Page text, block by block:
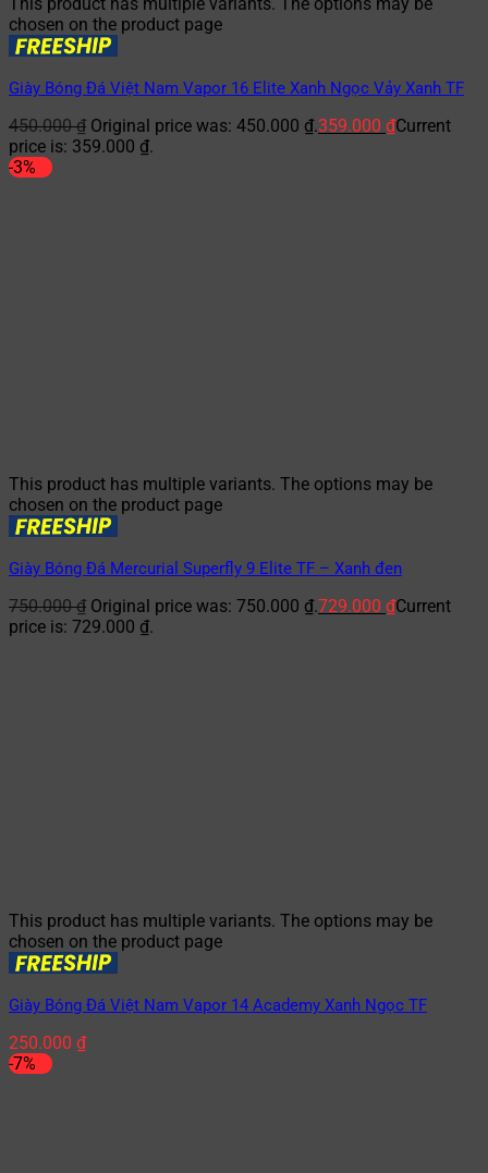
chosen on the product page
Giày Bóng Đá Việt Nam Vapor 16 Elite Xanh Ngọc Vảy Xanh TF
450.000₫ Original price was: 450.000 ₫.359.000 ₫Current
price is: 359.000 ₫.
-3%
This product has multiple variants. The options may be
chosen on the product page
Giày Bóng Đá Mercurial Superfly 9 Elite TF – Xanh đen
750.000₫ Original price was: 750.000 ₫.729.000 ₫Current
price is: 729.000 ₫.
This product has multiple variants. The options may be
chosen on the product page
Giày Bóng Đá Việt Nam Vapor 14 Academy Xanh Ngọc TF
250.000 ₫
-7%